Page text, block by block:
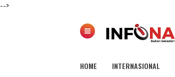
-->
HOME INTERNASIONAL